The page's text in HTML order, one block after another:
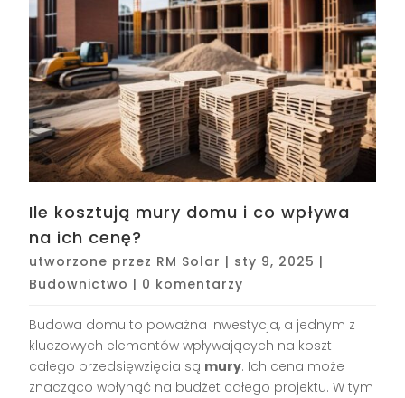
Ile kosztują mury domu i co wpływa
na ich cenę?
utworzone przez RM Solar | sty 9, 2025 |
Budownictwo | 0 komentarzy
Budowa domu to poważna inwestycja, a jednym z
kluczowych elementów wpływających na koszt
całego przedsięwzięcia są mury. Ich cena może
znacząco wpłynąć na budżet całego projektu. W tym